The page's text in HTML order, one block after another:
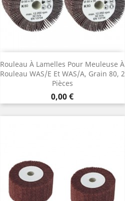
Rouleau À Lamelles Pour Meuleuse À
Rouleau WAS/E Et WAS/A, Grain 80, 2
Pièces
Prix
0,00 €
Aperçu rapide